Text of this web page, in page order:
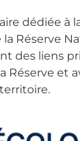
dédiée à
Réserve
des liens
Réserve et